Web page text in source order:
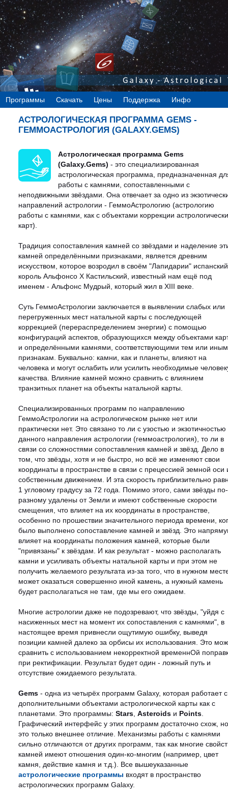
АСТРОЛОГИЧЕСКАЯ ПРОГРАММА GEMS -
ГЕММОАСТРОЛОГИЯ (GALAXY.GEMS)
Астрологическая программа Gems
(Galaxy.Gems) - это специализированная
астрологическая программа, предназначенная
работы с камнями, сопоставленными с
неподвижными звёздами. Она отвечает за одно из
направлений астрологии - ГеммоАстрологию (астрологию
работы с камнями, как с объектами коррекции
карт).
Традиция сопоставления камней со звёздами и наделение
камней определёнными признаками, является древним
искусством, которое возродил в своём "Лапидарии" испанский
король Альфонсо X Кастильский, известный нам ещё под
именем - Альфонс Мудрый, который жил в XIII веке.
Суть ГеммоАстрологии заключается в выявлении слабых или
перегруженных мест натальной карты с последующей
коррекцией (перераспределением энергии) с помощью
конфигураций аспектов, образующихся между объектами
и определёнными камнями, соответствующими тем или иным
признакам. Буквально: камни, как и планеты, влияют на
человека и могут ослабить или усилить необходимые
качества. Влияние камней можно сравнить с влиянием
транзитных планет на объекты натальной карты.
Специализированных программ по направлению
ГеммоАстрологии на астрологическом рынке нет или
практически нет. Это связано то ли с узостью и экзотичностью
данного направления астрологии (геммоастрология), то ли в
связи со сложностями сопоставления камней и звёзд. Дело в
том, что звёзды, хотя и не быстро, но всё же изменяют свои
координаты в пространстве в связи с прецессией земной оси
собственным движением. И эта скорость приблизительно
1 угловому градусу за 72 года. Помимо этого, сами звёзды по-
разному удалены от Земли и имеют собственные скорости
смещения, что влияет на их координаты в пространстве,
особенно по прошествии значительного периода времени,
было выполнено сопоставление камней и звёзд. Это
влияет на координаты положения камней, которые были
"привязаны" к звёздам. И как результат - можно располагать
камни и усиливать объекты натальной карты и при этом не
получить желаемого результата из-за того, что в нужном
может оказаться совершенно иной камень, а нужный камень
будет располагаться не там, где мы его ожидаем.
Многие астрологии даже не подозревают, что звёзды, "уйдя с
насиженных мест на момент их сопоставления с камнями", в
настоящее время привнесли ощутимую ошибку, выведя
позиции камней далеко за орбисы их использования. Это
сравнить с использованием некорректной временнОй
при ректификации. Результат будет один - ложный путь и
отсутствие ожидаемого результата.
Gems - одна из четырёх программ Galaxy, которая работает с
дополнительными объектами астрологической карты как с
планетами. Это программы: Stars, Asteroids и Points.
Графический интерфейс у этих программ достаточно схож, но
это только внешнее отличие. Механизмы работы с камнями
сильно отличаются от других программ, так как многие
камней имеют отношения один-ко-многим (например, цвет
камня, действие камня и т.д.). Все вышеуказанные
астрологические программы входят в пространство
астрологических программ Galaxy.
Программы Скачать Цены Поддержка Инфо